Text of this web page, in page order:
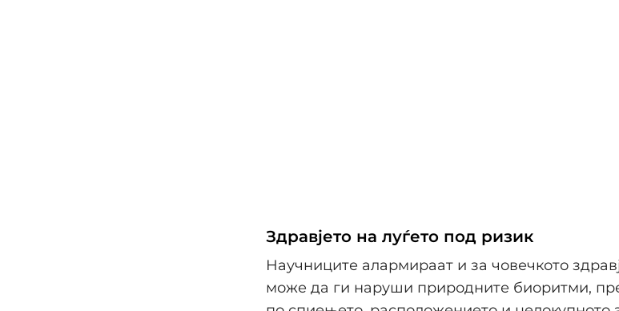
Здравјето на луѓето под ризик
Научниците алармираат и за човечкото
може да ги наруши природните биоритми,